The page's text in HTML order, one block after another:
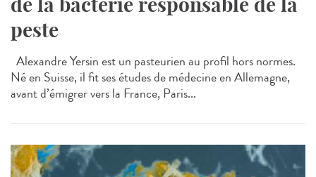
peste
Alexandre Yersin est un pasteurien au profil hors normes.
Né en Suisse, il fit ses études de médecine en Allemagne,
avant d’émigrer vers la France, Paris...